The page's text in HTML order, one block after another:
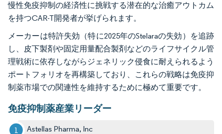
慢性免疫抑制の経済性に挑戦する潜在的な治癒アウトカム
を持つCAR-T開発者が挙げられます。
メーカーは特許失効（特に2025年のStelaraの失効）を追跡
し、皮下製剤や固定用量配合製剤などのライフサイクル管
理戦術に依存しながらジェネリック侵食に耐えられるよう
ポートフォリオを再構築しており、これらの戦略は免疫抑
制薬市場での関連性を維持するために極めて重要です。
免疫抑制薬産業リーダー
Astellas Pharma, Inc